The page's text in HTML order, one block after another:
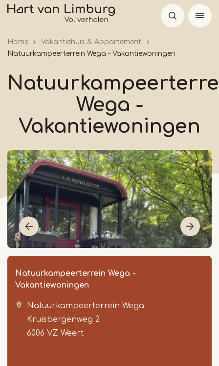
Overslaan
gaan
Home
Vakantiehuis & Appartement
Natuurkampeerterrein Wega - Vakantiewoningen
Wega -
Vakantiewoningen
Natuurkampeerterrein Wega -
Vakantiewoningen
Natuurkampeerterrein Wega
Kruisbergenweg 2
6006 VZ Weert